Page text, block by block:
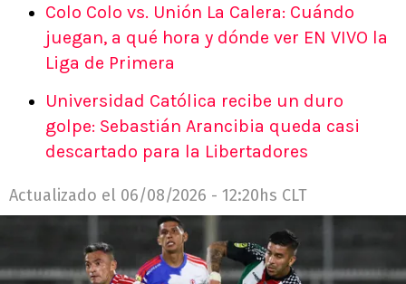
Colo Colo vs. Unión La Calera: Cuándo
juegan, a qué hora y dónde ver EN VIVO la
Liga de Primera
Universidad Católica recibe un duro
golpe: Sebastián Arancibia queda casi
descartado para la Libertadores
Actualizado el 06/08/2026 - 12:20hs CLT